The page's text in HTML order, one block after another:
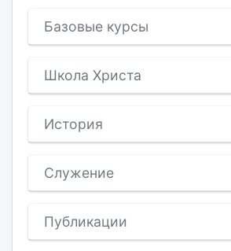
Базовые курсы
Школа Христа
История
Служение
Публикации